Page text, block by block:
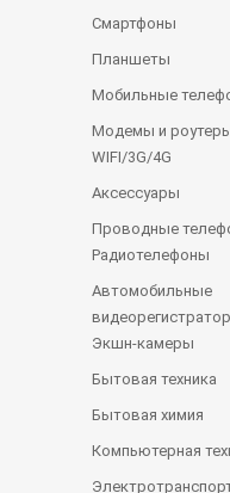
Смартфоны
Планшеты
Мобильные
Модемы и
WIFI/3G/4G
Аксессуары
Проводные
Радиотелефоны
Автомобильные
Экшн-камеры
Бытовая техника
Бытовая химия
Компьютерная